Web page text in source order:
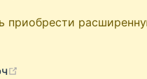
приобрести